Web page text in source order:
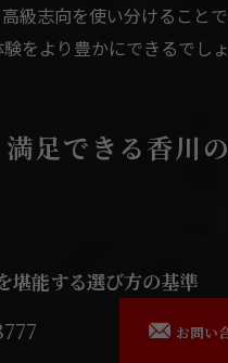
級志向を使い分けること
をより豊かにできるでしょ
足できる香川
堪能する選び方の基準
を堪能するためには、まず地
お問い